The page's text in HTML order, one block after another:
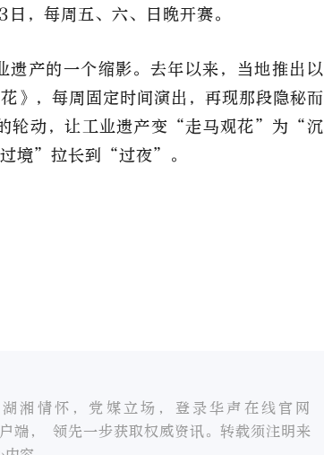
，每周五、六、日晚开赛。
产的一个缩影。去年以来，当地推出以
》，每周固定时间演出，再现那段隐秘而
轮动，让工业遗产变“走马观花”为“沉
境”拉长到“过夜”。
湘情怀，党媒立场，登录华声在线官网
， 领先一步获取权威资讯。转载须注明来